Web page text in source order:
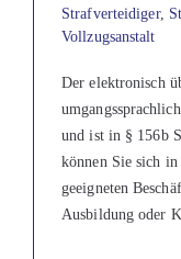
Strafverteidiger,
Vollzugsanstalt
Der elektronisch
und ist in § 156b
können Sie sich
geeigneten
Ausbildung oder